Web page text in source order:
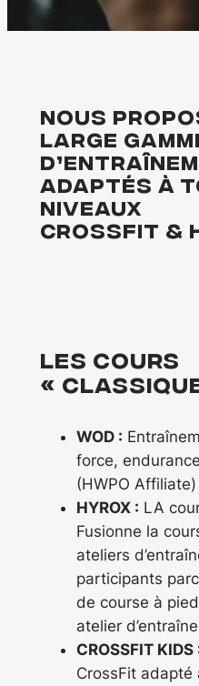
Nous
large
adaptés à
niveaux
Crossfit &
Les cours
«
WOD :
force,
(HWPO Affiliate)
HYROX : LA
Fusionne la
ateliers
participants
de course à
atelier
CROSSFIT KIDS
CrossFit adapté